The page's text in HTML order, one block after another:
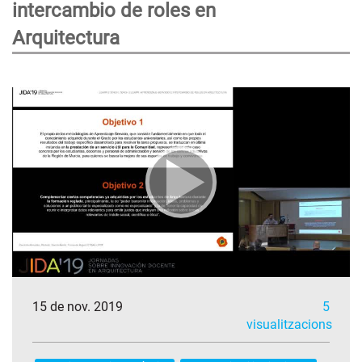
intercambio de roles en
Arquitectura
15 de nov. 2019
5
visualitzacions